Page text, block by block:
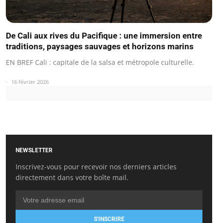
De Cali aux rives du Pacifique : une immersion entre
traditions, paysages sauvages et horizons marins
EN BREF Cali : capitale de la salsa et métropole culturelle.
16 février 2026
NEWSLETTER
Inscrivez-vous pour recevoir nos derniers articles
directement dans votre boîte mail.
S'INSCRIRE